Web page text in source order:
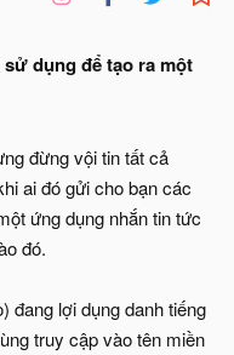
dụng để tạo ra một
đừng vội tin tất cả
ai đó gửi cho bạn các
ứng dụng nhắn tin tức
đó.
đang lợi dụng danh tiếng
truy cập vào tên miền